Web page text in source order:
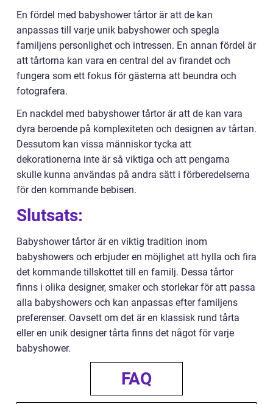
En fördel med babyshower tårtor är att de kan
anpassas till varje unik babyshower och spegla
familjens personlighet och intressen. En annan fördel är
att tårtorna kan vara en central del av firandet och
fungera som ett fokus för gästerna att beundra och
fotografera.
En nackdel med babyshower tårtor är att de kan vara
dyra beroende på komplexiteten och designen av tårtan.
Dessutom kan vissa människor tycka att
dekorationerna inte är så viktiga och att pengarna
skulle kunna användas på andra sätt i förberedelserna
för den kommande bebisen.
Slutsats:
Babyshower tårtor är en viktig tradition inom
babyshowers och erbjuder en möjlighet att hylla och fira
det kommande tillskottet till en familj. Dessa tårtor
finns i olika designer, smaker och storlekar för att passa
alla babyshowers och kan anpassas efter familjens
preferenser. Oavsett om det är en klassisk rund tårta
eller en unik designer tårta finns det något för varje
babyshower.
FAQ